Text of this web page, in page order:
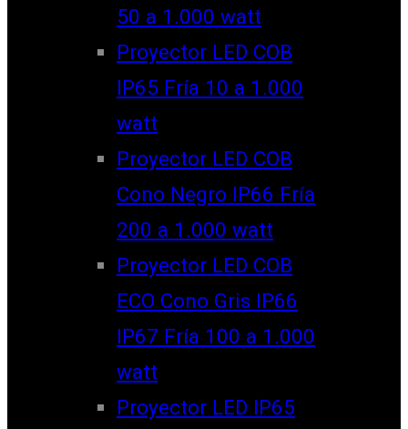
50 a 1.000 watt
Proyector LED COB
IP65 Fría 10 a 1.000
watt
Proyector LED COB
Cono Negro IP66 Fría
200 a 1.000 watt
Proyector LED COB
ECO Cono Gris IP66
IP67 Fría 100 a 1.000
watt
Proyector LED IP65